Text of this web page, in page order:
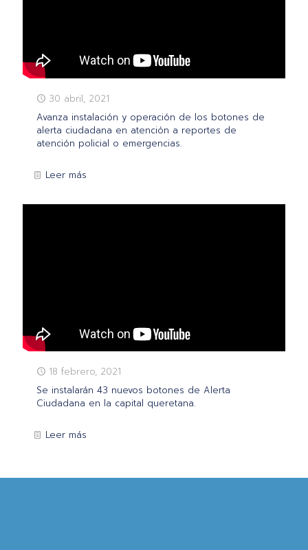
30 abril, 2021
Avanza instalación y operación de los botones de
alerta ciudadana en atención a reportes de
atención policial o emergencias.
Leer más
18 febrero, 2021
Se instalarán 43 nuevos botones de Alerta
Ciudadana en la capital queretana.
Leer más